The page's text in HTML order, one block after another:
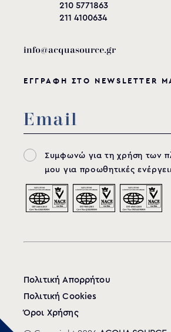
210 5771863
211 4100634
info@acquasource.gr
ΕΓΓΡΑΦΗ ΣΤΟ NEWSLETTER
Συμφωνώ για τη χρήση των
μου για προωθητικές
Πολιτική Απορρήτου
Πολιτική Cookies
Όροι Χρήσης